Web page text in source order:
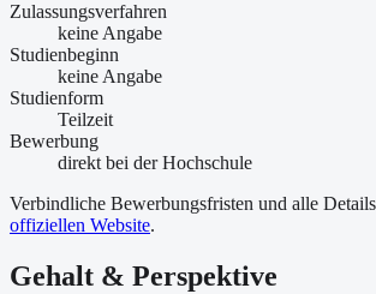
Zulassungsverfahren
keine Angabe
Studienbeginn
keine Angabe
Studienform
Teilzeit
Bewerbung
direkt bei der Hochschule
Verbindliche Bewerbungsfristen und alle
offiziellen Website.
Gehalt & Perspektive